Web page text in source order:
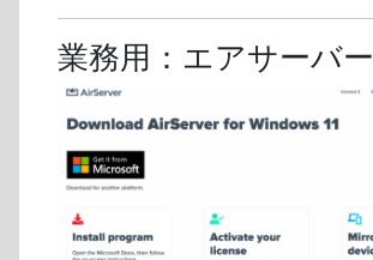
業務用：エアサーバー